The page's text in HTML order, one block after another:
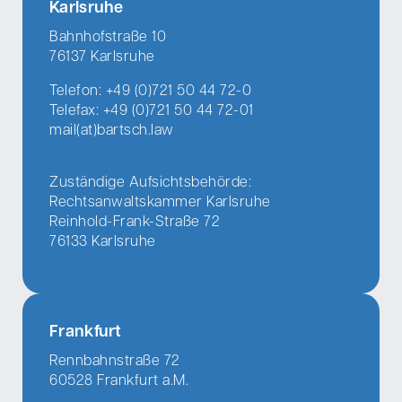
Karlsruhe
Bahnhofstraße 10
76137 Karlsruhe
Telefon: +49 (0)721 50 44 72-0
Telefax: +49 (0)721 50 44 72-01
mail(at)bartsch.law
Zuständige Aufsichtsbehörde:
Rechtsanwaltskammer Karlsruhe
Reinhold-Frank-Straße 72
76133 Karlsruhe
Frankfurt
Rennbahnstraße 72
60528 Frankfurt a.M.